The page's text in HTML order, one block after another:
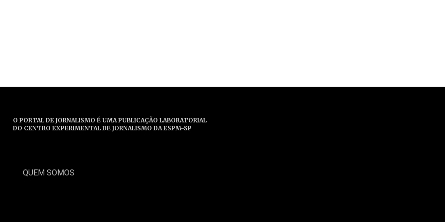
O PORTAL DE JORNALISMO É UMA PUBLICAÇÃO LABORATORIAL
DO CENTRO EXPERIMENTAL DE JORNALISMO DA ESPM-SP
QUEM SOMOS